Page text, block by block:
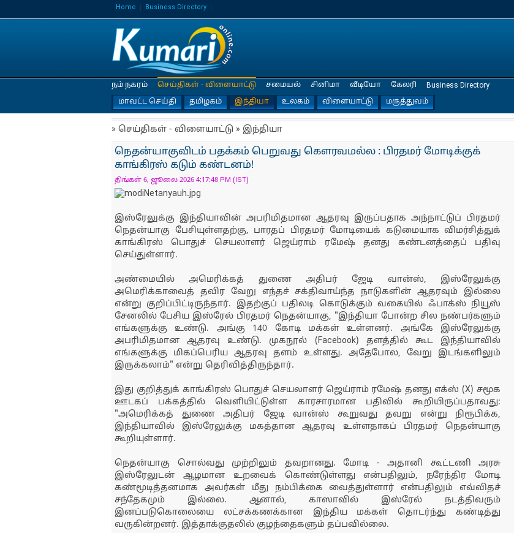
Home Business Directory
நம் நகரம்
செய்திகள் - விளையாட்டு
மாவட்ட செய்தி
தமிழகம் இந்தியா உலகம் விளையாட்டு மருத்துவம்
சமையல் சினிமா வீடியோ கேலரி Business Directory
» செய்திகள் - விளையாட்டு » இந்தியா
நெதன்யாகுவிடம் பதக்கம் பெறுவது கௌரவமல்ல : பிரதமர் மோடிக்குக்
காங்கிரஸ் கடும் கண்டனம்!
திங்கள் 6, ஜூலை 2026 4:17:48 PM (IST)
இஸ்ரேலுக்கு இந்தியாவின் அபரிமிதமான ஆதரவு இருப்பதாக அந்நாட்டுப் பிரதமர்
நெதன்யாகு பேசியுள்ளதற்கு, பாரதப் பிரதமர் மோடியைக் கடுமையாக விமர்சித்துக்
காங்கிரஸ் பொதுச் செயலாளர் ஜெய்ராம் ரமேஷ் தனது கண்டனத்தைப் பதிவு
செய்துள்ளார்.
அண்மையில் அமெரிக்கத் துணை அதிபர் ஜேடி வான்ஸ், இஸ்ரேலுக்கு
அமெரிக்காவைத் தவிர வேறு எந்தச் சக்திவாய்ந்த நாடுகளின் ஆதரவும் இல்லை
என்று குறிப்பிட்டிருந்தார். இதற்குப் பதிலடி கொடுக்கும் வகையில் ஃபாக்ஸ் நியூஸ்
சேனலில் பேசிய இஸ்ரேல் பிரதமர் நெதன்யாகு, "இந்தியா போன்ற சில நண்பர்களும்
எங்களுக்கு உண்டு. அங்கு 140 கோடி மக்கள் உள்ளனர். அங்கே இஸ்ரேலுக்கு
அபரிமிதமான ஆதரவு உண்டு. முகநூல் (Facebook) தளத்தில் கூட இந்தியாவில்
எங்களுக்கு மிகப்பெரிய ஆதரவு தளம் உள்ளது. அதேபோல, வேறு இடங்களிலும்
இருக்கலாம்" என்று தெரிவித்திருந்தார்.
இது குறித்துக் காங்கிரஸ் பொதுச் செயலாளர் ஜெய்ராம் ரமேஷ் தனது எக்ஸ் (X) சமூக
ஊடகப் பக்கத்தில் வெளியிட்டுள்ள காரசாரமான பதிவில் கூறியிருப்பதாவது:
"அமெரிக்கத் துணை அதிபர் ஜேடி வான்ஸ் கூறுவது தவறு என்று நிரூபிக்க,
இந்தியாவில் இஸ்ரேலுக்கு மகத்தான ஆதரவு உள்ளதாகப் பிரதமர் நெதன்யாகு
கூறியுள்ளார்.
நெதன்யாகு சொல்வது முற்றிலும் தவறானது. மோடி - அதானி கூட்டணி அரசு
இஸ்ரேலுடன் ஆழமான உறவைக் கொண்டுள்ளது என்பதிலும், நரேந்திர மோடி
கண்மூடித்தனமாக அவர்கள் மீது நம்பிக்கை வைத்துள்ளார் என்பதிலும் எவ்விதச்
சந்தேகமும் இல்லை. ஆனால், காஸாவில் இஸ்ரேல் நடத்திவரும்
இனப்படுகொலையை லட்சக்கணக்கான இந்திய மக்கள் தொடர்ந்து கண்டித்து
வருகின்றனர். இத்தாக்குதலில் குழந்தைகளும் தப்பவில்லை.